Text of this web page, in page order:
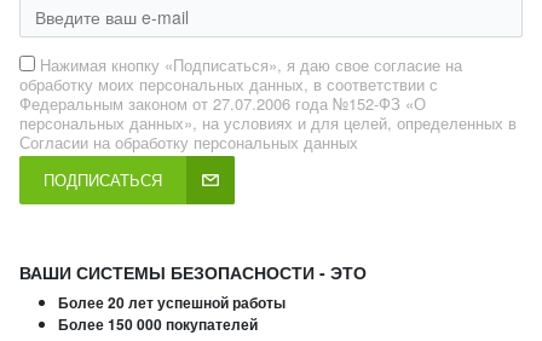
Нажимая кнопку «Подписаться», я даю свое согласие на
обработку моих персональных данных, в соответствии с
Федеральным законом от 27.07.2006 года №152-ФЗ «О
персональных данных», на условиях и для целей, определенных в
Согласии на обработку персональных данных
ПОДПИСАТЬСЯ
ВАШИ СИСТЕМЫ БЕЗОПАСНОСТИ - ЭТО
Более 20 лет успешной работы
Более 150 000 покупателей